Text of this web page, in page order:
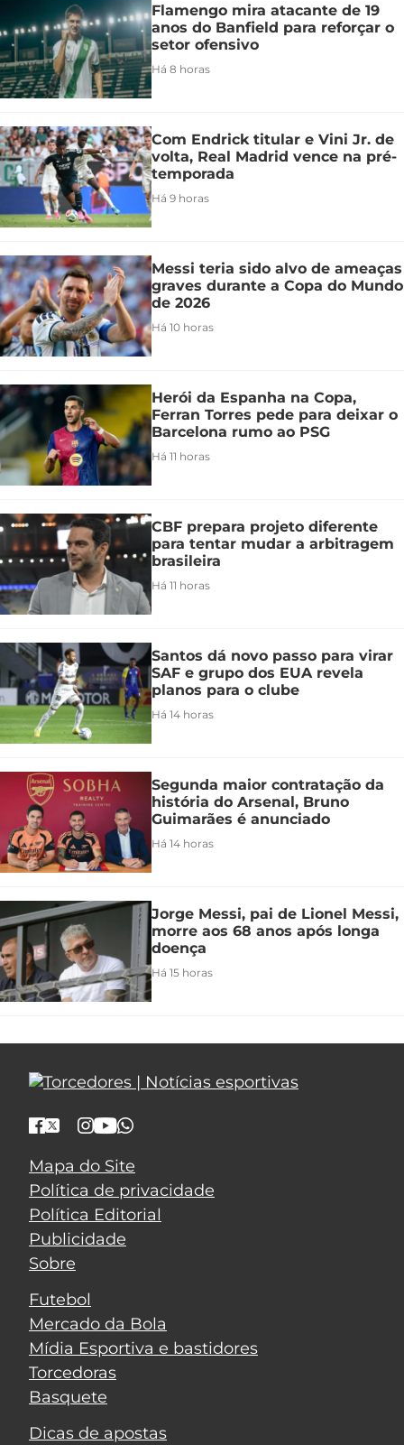
Flamengo mira atacante de 19
anos do Banfield para reforçar o
setor ofensivo
Há 8 horas
Com Endrick titular e Vini Jr. de
volta, Real Madrid vence na pré-
temporada
Há 9 horas
Messi teria sido alvo de ameaças
graves durante a Copa do Mundo
de 2026
Há 10 horas
Herói da Espanha na Copa,
Ferran Torres pede para deixar o
Barcelona rumo ao PSG
Há 11 horas
CBF prepara projeto diferente
para tentar mudar a arbitragem
brasileira
Há 11 horas
Santos dá novo passo para virar
SAF e grupo dos EUA revela
planos para o clube
Há 14 horas
Segunda maior contratação da
história do Arsenal, Bruno
Guimarães é anunciado
Há 14 horas
Jorge Messi, pai de Lionel Messi,
morre aos 68 anos após longa
doença
Há 15 horas
Mapa do Site
Política de privacidade
Política Editorial
Publicidade
Sobre
Futebol
Mercado da Bola
Mídia Esportiva e bastidores
Torcedoras
Basquete
Dicas de apostas